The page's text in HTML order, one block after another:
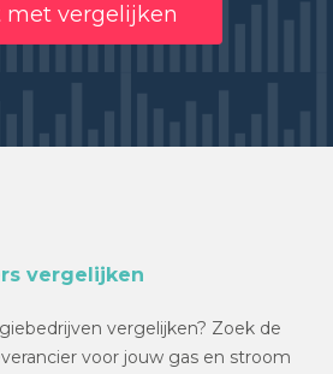
met vergelijken
vergelijken
vergelijken? Zoek de
voor jouw gas en stroom